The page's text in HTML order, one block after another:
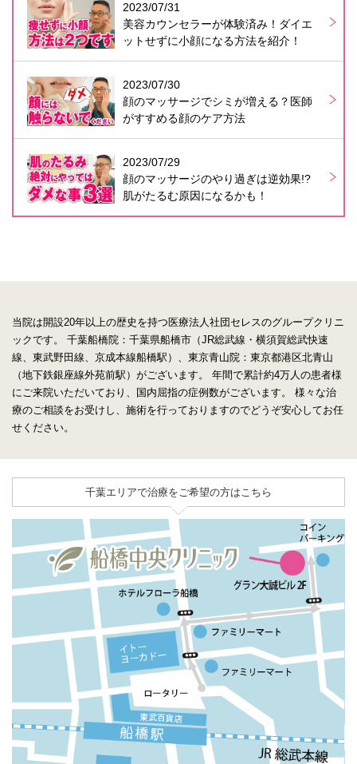
2023/07/31
美容カウンセラーが体験済み！ダイエ
ットせずに小顔になる方法を紹介！
2023/07/30
顔のマッサージでシミが増える？医師
がすすめる顔のケア方法
2023/07/29
顔のマッサージのやり過ぎは逆効果!?
肌がたるむ原因になるかも！
当院は開設20年以上の歴史を持つ医療法人社団セレスのグループクリニ
ックです。
千葉船橋院：千葉県船橋市（JR総武線・横須賀総武快速
線、東武野田線、京成本線船橋駅）、東京青山院：東京都港区北青山
（地下鉄銀座線外苑前駅）がございます。
年間で累計約4万人の患者様
にご来院いただいており、国内屈指の症例数がございます。
様々な治
療のご相談をお受けし、施術を行っておりますのでどうぞ安心してお任
せください。
千葉エリアで治療をご希望の方はこちら